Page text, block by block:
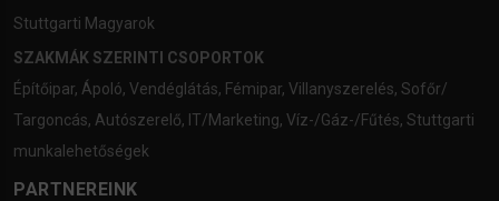
Stuttgarti Magyarok
SZAKMÁK SZERINTI CSOPORTOK
Építőipar, Ápoló, Vendéglátás, Fémipar, Villanyszerelés, Sofőr/
Targoncás, Autószerelő, IT/Marketing, Víz-/Gáz-/Fűtés, Stuttgarti
munkalehetőségek
PARTNEREINK